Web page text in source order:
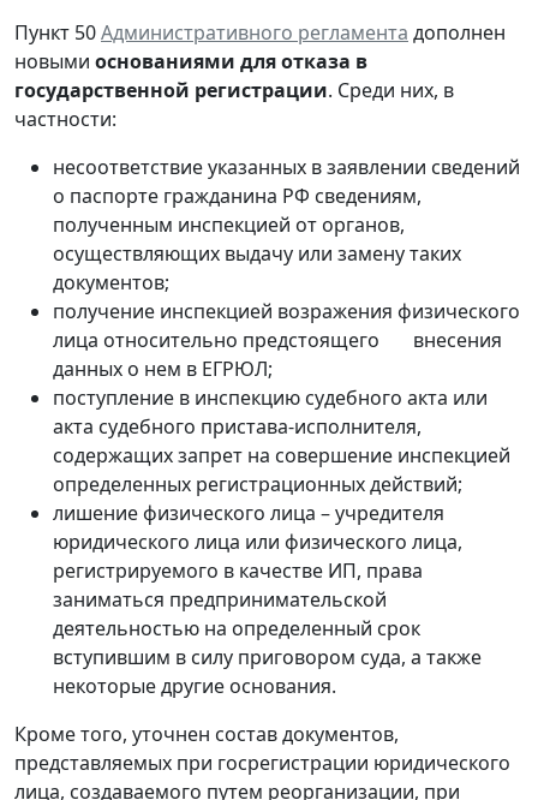
Пункт 50Административного регламента дополнен
новыми основаниями для отказа в
государственной регистрации. Среди них, в
частности:
несоответствие указанных в заявлении сведений
о паспорте гражданина РФ сведениям,
полученным инспекцией от органов,
осуществляющих выдачу или замену таких
документов;
получение инспекцией возражения физического
лица относительно предстоящего внесения
данных о нем в ЕГРЮЛ;
поступление в инспекцию судебного акта или
акта судебного пристава-исполнителя,
содержащих запрет на совершение инспекцией
определенных регистрационных действий;
лишение физического лица – учредителя
юридического лица или физического лица,
регистрируемого в качестве ИП, права
заниматься предпринимательской
деятельностью на определенный срок
вступившим в силу приговором суда, а также
некоторые другие основания.
Кроме того, уточнен состав документов,
представляемых при госрегистрации юридического
лица, создаваемого путем реорганизации, при